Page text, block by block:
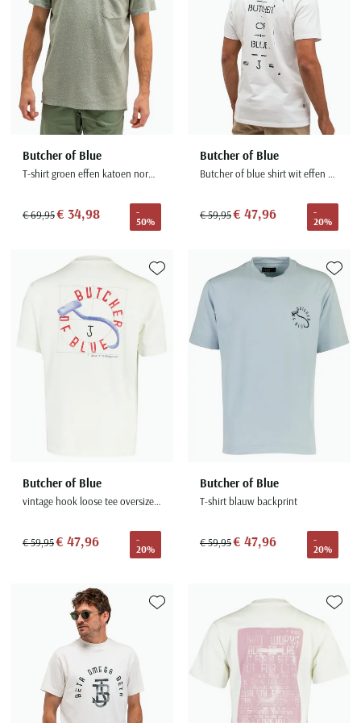
Butcher of Blue
T-shirt groen effen katoen normale fit
€ 69,95€ 34,98
-
50%
Butcher of Blue
Butcher of blue shirt wit effen katoen
€ 59,95€ 47,96
-
20%
Butcher of Blue
vintage hook loose tee oversized creme
€ 59,95€ 47,96
-
20%
Toevoegen aan favorieten
Butcher of Blue
T-shirt blauw backprint
€ 59,95€ 47,96
-
20%
Toevoegen aan favorieten